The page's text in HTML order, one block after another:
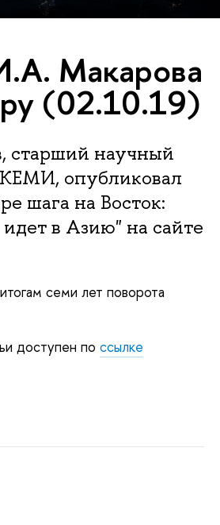
Макарова
(02.10.19)
старший научный
опубликовал
шага на Восток:
в Азию" на сайте
семи лет поворота
доступен по ссылке